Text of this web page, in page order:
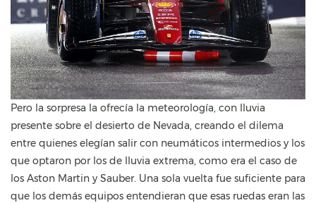
Pero la sorpresa la ofrecía la meteorología, con lluvia
presente sobre el desierto de Nevada, creando el dilema
entre quienes elegían salir con neumáticos intermedios y los
que optaron por los de lluvia extrema, como era el caso de
los Aston Martin y Sauber. Una sola vuelta fue suficiente para
que los demás equipos entendieran que esas ruedas eran las